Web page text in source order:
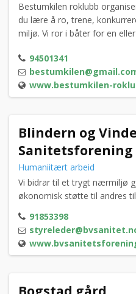
Bestumkilen roklubb
du lære å ro, trene,
miljø. Vi ror i båter for en
94501341
www.bestumkilen-
Blindern og
Sanitetsforening
Humaniitært arbeid
Vi bidrar til et trygt nærmiljø
økonomisk støtte til andres
tirsdagskafé og strikkekafé.
til selskap og arrangementer.
mob: 90886700 for leie av
91853398